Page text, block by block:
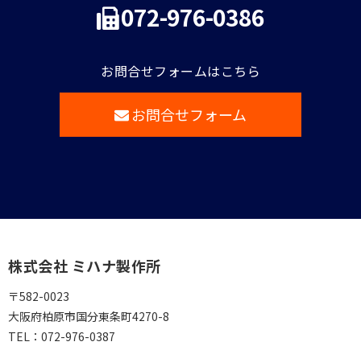
072-976-0386
お問合せフォームはこちら
お問合せフォーム
株式会社 ミハナ製作所
〒582-0023
大阪府柏原市国分東条町4270-8
TEL： 072-976-0387